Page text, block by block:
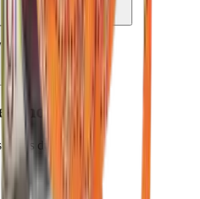
?
moins.
du quotidien